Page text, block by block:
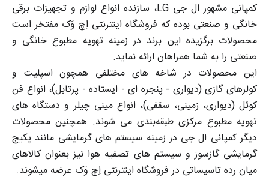
کمپانی مشهور ال جی LG، سازنده انواع لوازم و تجهیزات برقی
خانگی و صنعتی بوده که فروشگاه اینترنتی اِچ وَک مفتخر است
محصولات برگزیده این برند در زمینه تهویه مطبوع خانگی و
صنعتی را به شما همراهان ارائه نماید.
این محصولات در شاخه های مختلفی همچون اسپلیت و
کولرهای گازی (دیواری - پنجره ای - ایستاده - پرتابل)، انواع فن
کوئل (دیواری، زمینی، سقفی)، انواع مینی چیلر و دستگاه های
تهویه مطبوع مرکزی طبقه‌بندی می شوند. همچنین محصولات
دیگر کمپانی ال جی در زمینه سیستم های گرمایشی مانند پکیج
گرمایشی گازسوز و سیستم های تصفیه هوا نیز بعنوان کالاهای
میان رده تاسیساتی در فروشگاه اینترنتی اِچ وَک عرضه میشوند.